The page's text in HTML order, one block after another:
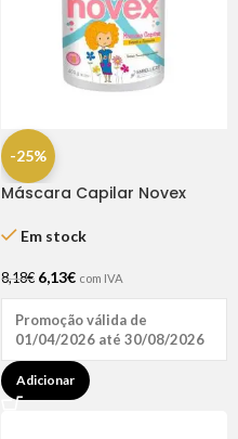
-25%
Máscara Capilar Novex
Em stock
8,18€ 6,13€ com IVA
Promoção válida de
01/04/2026 até 30/08/2026
Adicionar